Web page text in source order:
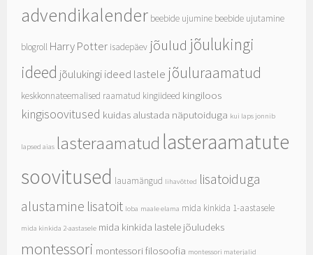
advendikalender beebide ujumine beebide ujutamine
blogroll Harry Potter isadepäev jõulud jõulukingi
ideed jõulukingi ideed lastele jõuluraamatud
keskkonnateemalised raamatud kingiideed kingiloos
kingisoovitused kuidas alustada näputoiduga kui laps jonnib
lapsed aias lasteraamatud lasteraamatute
soovitused lauamängud lihavõtted lisatoiduga
alustamine lisatoit loba maale elama mida kinkida 1-aastasele
mida kinkida 2-aastasele mida kinkida lastele jõuludeks
montessori montessori filosoofia montessori materjalid